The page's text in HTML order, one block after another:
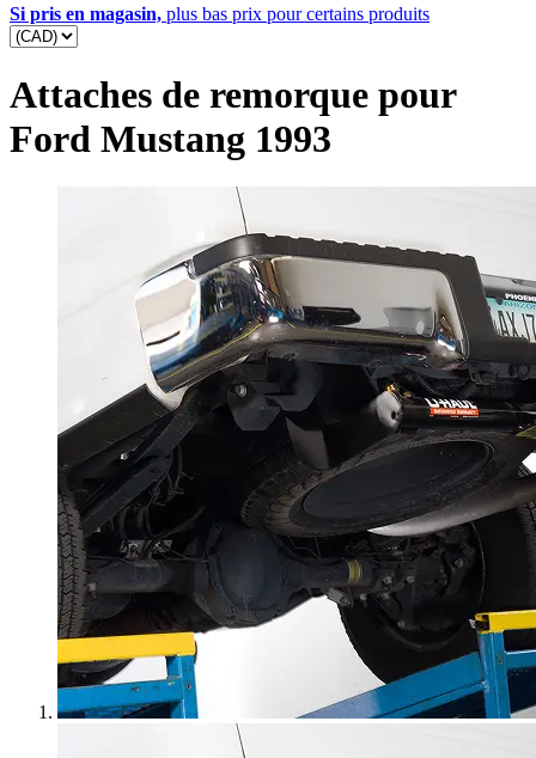
Si pris en magasin, plus bas prix pour certains produits
Attaches de remorque pour
Ford Mustang 1993